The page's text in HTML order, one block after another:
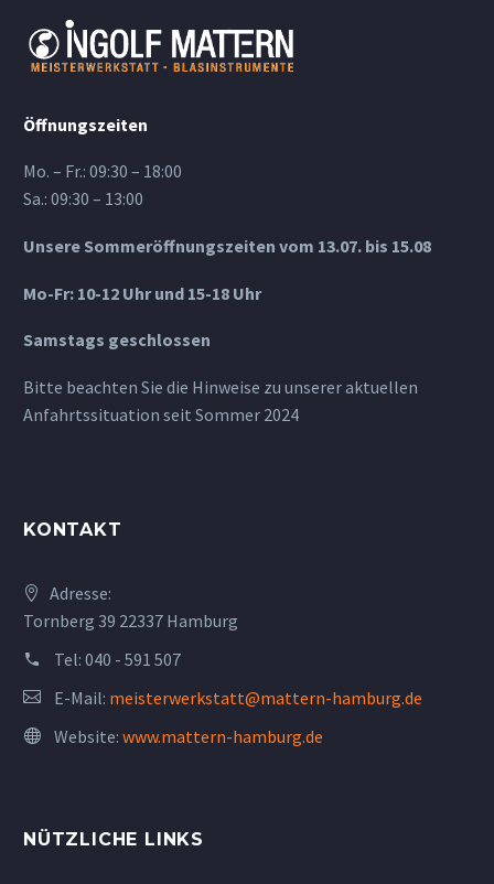
Öffnungszeiten
Mo. – Fr.: 09:30 – 18:00
Sa.: 09:30 – 13:00
Unsere Sommeröffnungszeiten vom 13.07. bis 15.08
Mo-Fr: 10-12 Uhr und 15-18 Uhr
Samstags geschlossen
Bitte beachten Sie die Hinweise zu unserer aktuellen
Anfahrtssituation seit Sommer 2024
KONTAKT
Adresse:
Tornberg 39 22337 Hamburg
Tel: 040 - 591 507
E-Mail: meisterwerkstatt@mattern-hamburg.de
Website: www.mattern-hamburg.de
NÜTZLICHE LINKS